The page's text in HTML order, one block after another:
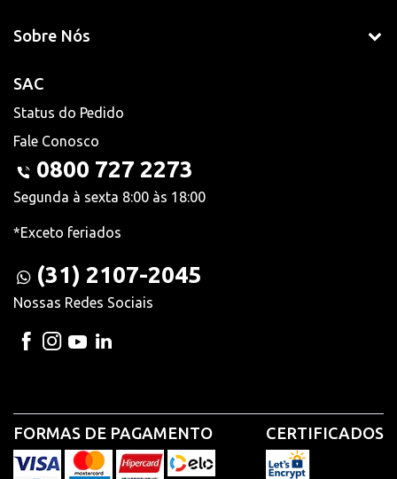
Sobre Nós
SAC
Status do Pedido
Fale Conosco
0800 727 2273
Segunda à sexta 8:00 às 18:00
*Exceto feriados
(31) 2107-2045
Nossas Redes Sociais
FORMAS DE PAGAMENTO CERTIFICADOS